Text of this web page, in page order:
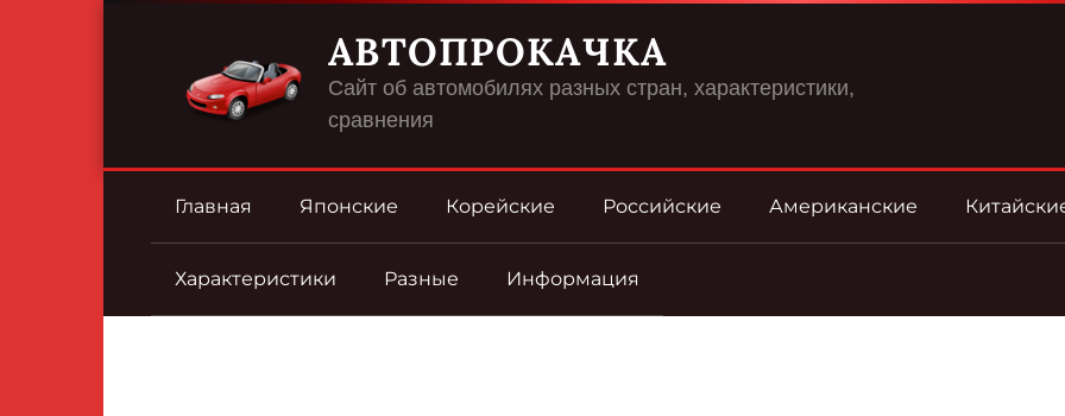
АВТОПРОКАЧКА
Сайт об автомобилях разных стран, характеристики,
сравнения
Главная Японские Корейские Российские Американские
Характеристики Разные Информация